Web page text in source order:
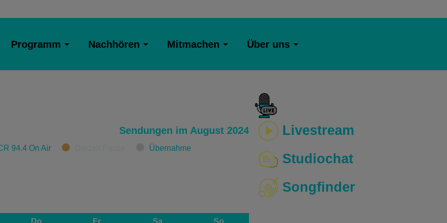
Programm Nachhören Mitmachen Über uns
Sendungen im August 2024
94.4 On Air Übernahme
Livestream
Studiochat
Songfinder